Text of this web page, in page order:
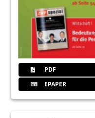
PDF
EPAPER